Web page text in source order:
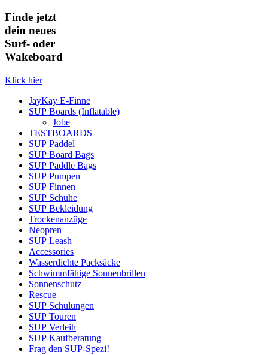
Finde jetzt
dein neues
Surf- oder
Wakeboard
Klick hier
JayKay E-Finne
SUP Boards (Inflatable)
Jobe
TESTBOARDS
SUP Paddel
SUP Board Bags
SUP Paddle Bags
SUP Pumpen
SUP Finnen
SUP Schuhe
SUP Bekleidung
Trockenanzüge
Neopren
SUP Leash
Accessories
Wasserdichte Packsäcke
Schwimmfähige Sonnenbrillen
Sonnenschutz
Rescue
SUP Schulungen
SUP Touren
SUP Verleih
SUP Kaufberatung
Frag den SUP-Spezi!